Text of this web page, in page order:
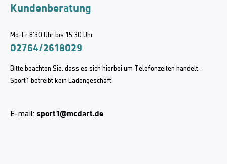
Kundenberatung
Mo-Fr 8:30 Uhr bis 15:30 Uhr
02764/2618029
Bitte beachten Sie, dass es sich hierbei um Telefonzeiten handelt.
Sport1 betreibt kein Ladengeschäft.
E-mail: sport1@mcdart.de